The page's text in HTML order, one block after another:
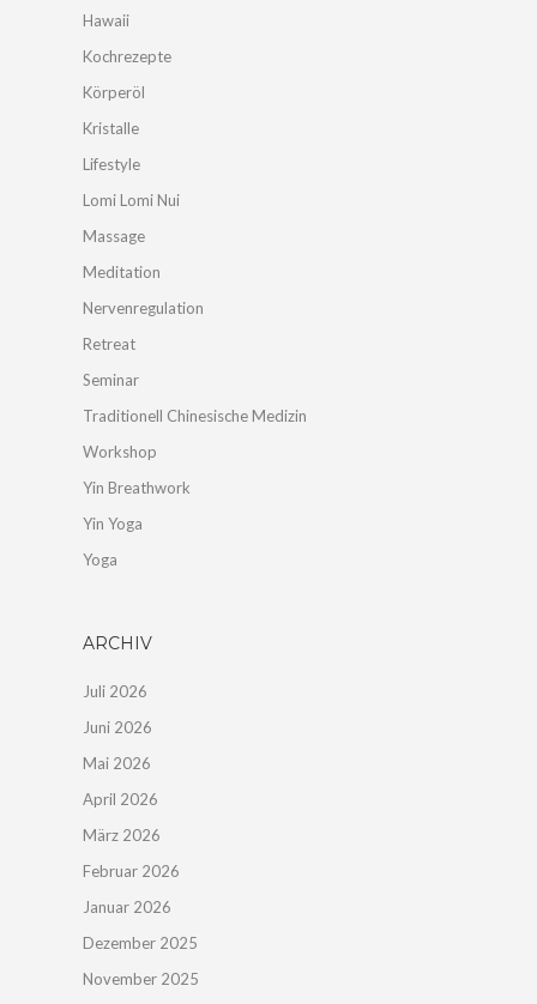
Hawaii
Kochrezepte
Körperöl
Kristalle
Lifestyle
Lomi Lomi Nui
Massage
Meditation
Nervenregulation
Retreat
Seminar
Traditionell Chinesische Medizin
Workshop
Yin Breathwork
Yin Yoga
Yoga
ARCHIV
Juli 2026
Juni 2026
Mai 2026
April 2026
März 2026
Februar 2026
Januar 2026
Dezember 2025
November 2025